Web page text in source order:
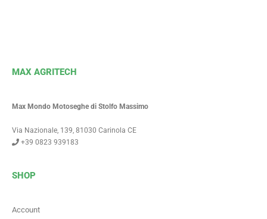
MAX AGRITECH
Max Mondo Motoseghe di Stolfo Massimo
Via Nazionale, 139, 81030 Carinola CE
+39 0823 939183
SHOP
Account